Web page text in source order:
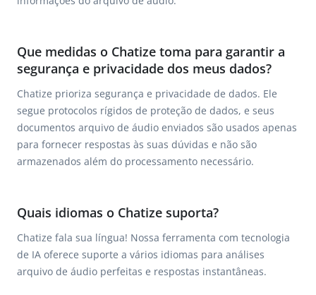
Que medidas o Chatize toma para garantir a
segurança e privacidade dos meus dados?
Chatize prioriza segurança e privacidade de dados. Ele
segue protocolos rígidos de proteção de dados, e seus
documentos arquivo de áudio enviados são usados apenas
para fornecer respostas às suas dúvidas e não são
armazenados além do processamento necessário.
Quais idiomas o Chatize suporta?
Chatize fala sua língua! Nossa ferramenta com tecnologia
de IA oferece suporte a vários idiomas para análises
arquivo de áudio perfeitas e respostas instantâneas.